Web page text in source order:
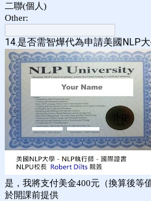
二聯(個人)
Other:
14.是否需智燁代為申請美國NLP
是，我將支付美金400元（換算後等
於開課前提供